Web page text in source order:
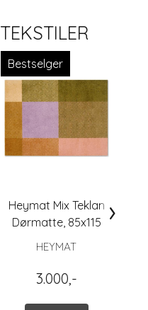
TEKSTILER
Bestselger
Heymat Mix Teklan
Dørmatte, 85x115
HEYMAT
3.000,-
›